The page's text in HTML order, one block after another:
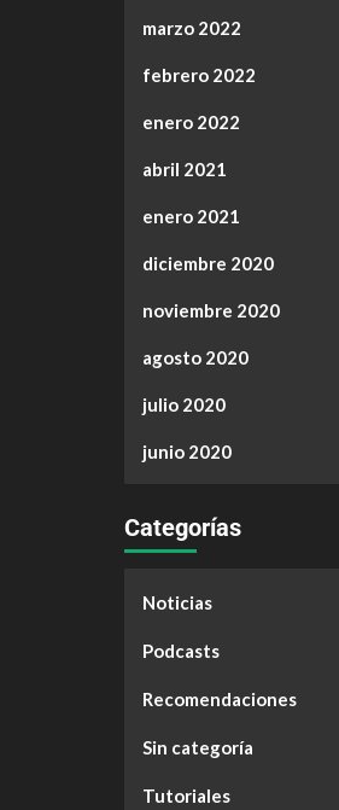
marzo 2022
febrero 2022
enero 2022
abril 2021
enero 2021
diciembre 2020
noviembre 2020
agosto 2020
julio 2020
junio 2020
Categorías
Noticias
Podcasts
Recomendaciones
Sin categoría
Tutoriales